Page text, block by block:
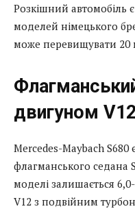
Розкішний автомобіль
моделей німецького
може перевищувати 20
двигуном V12
Mercedes-Maybach S680
флагманського седана
моделі залишається
V12 з подвійним